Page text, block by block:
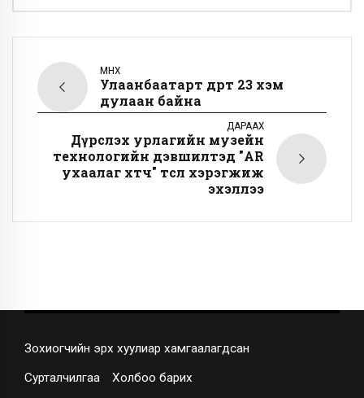
ӨМНӨХ
Улаанбаатарт өдөртөө 23 хэм
дулаан байна
ДАРААХ
Дүрслэх урлагийн музейн
технологийн дэвшилтэд "AR
ухаалаг хөтөч" төсөл хэрэгжиж
эхэллээ
Зохиогчийн эрх хуулиар хамгаалагдсан
Сурталчилгаа Холбоо барих